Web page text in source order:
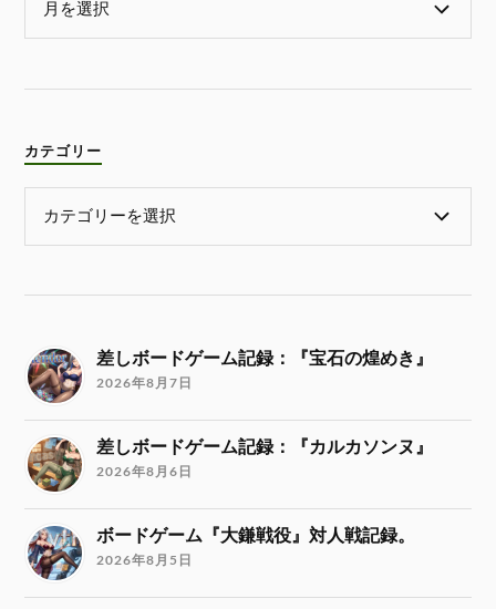
カテゴリー
差しボードゲーム記録：『宝石の煌めき』
2026年8月7日
差しボードゲーム記録：『カルカソンヌ』
2026年8月6日
ボードゲーム『大鎌戦役』対人戦記録。
2026年8月5日